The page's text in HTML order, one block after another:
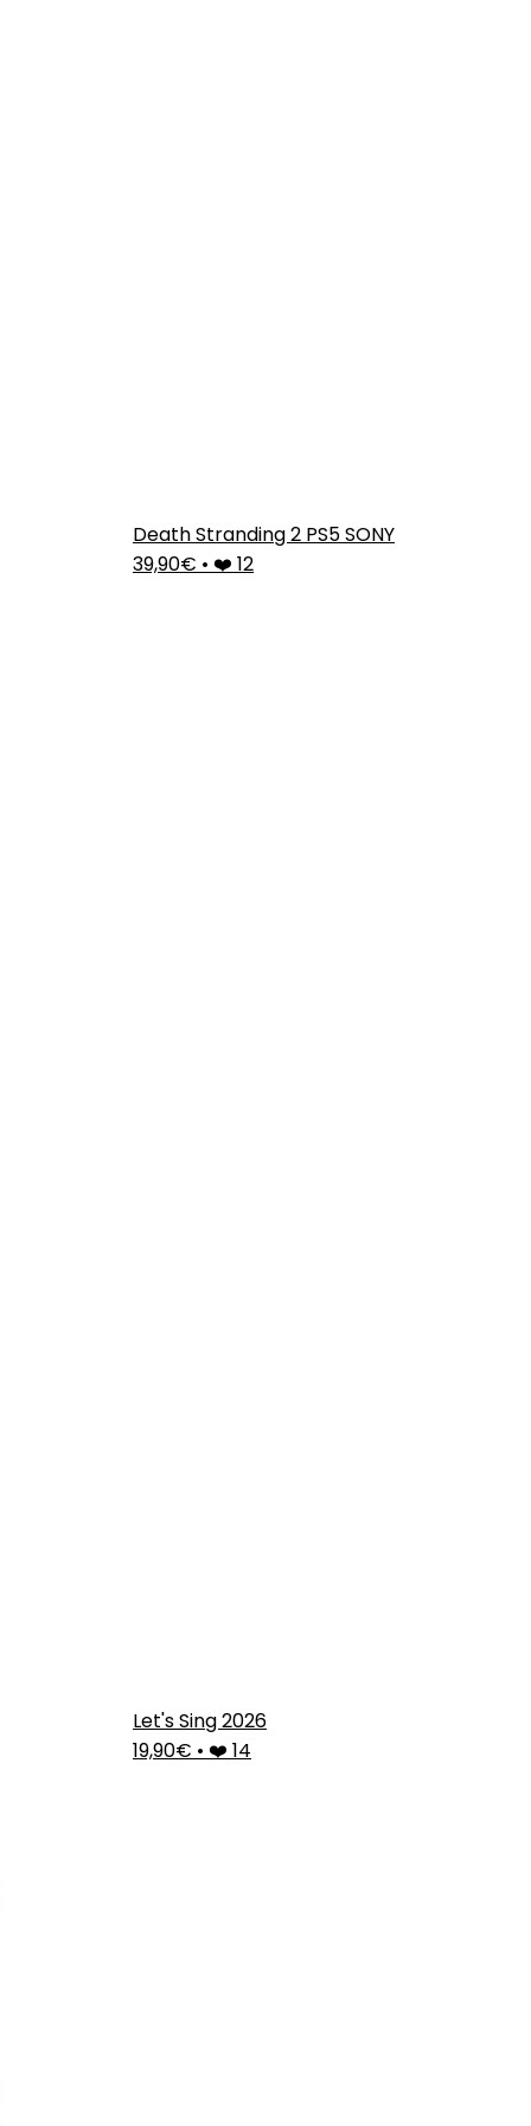
Death Stranding 2 PS5 SONY
39,90€ • ❤️ 12
Let's Sing 2026
19,90€ • ❤️ 14